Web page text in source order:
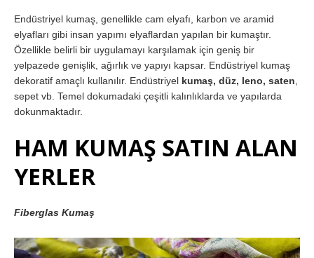
Endüstriyel kumaş, genellikle cam elyafı, karbon ve aramid
elyafları gibi insan yapımı elyaflardan yapılan bir kumaştır.
Özellikle belirli bir uygulamayı karşılamak için geniş bir
yelpazede genişlik, ağırlık ve yapıyı kapsar. Endüstriyel kumaş
dekoratif amaçlı kullanılır. Endüstriyel kumaş, düz, leno, saten,
sepet vb. Temel dokumadaki çeşitli kalınlıklarda ve yapılarda
dokunmaktadır.
HAM KUMAŞ SATIN ALAN
YERLER
Fiberglas Kumaş